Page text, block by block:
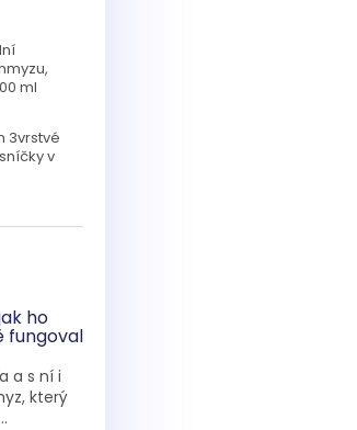
ml
3vrstvé
v
ho
fungoval
a s ní i
který